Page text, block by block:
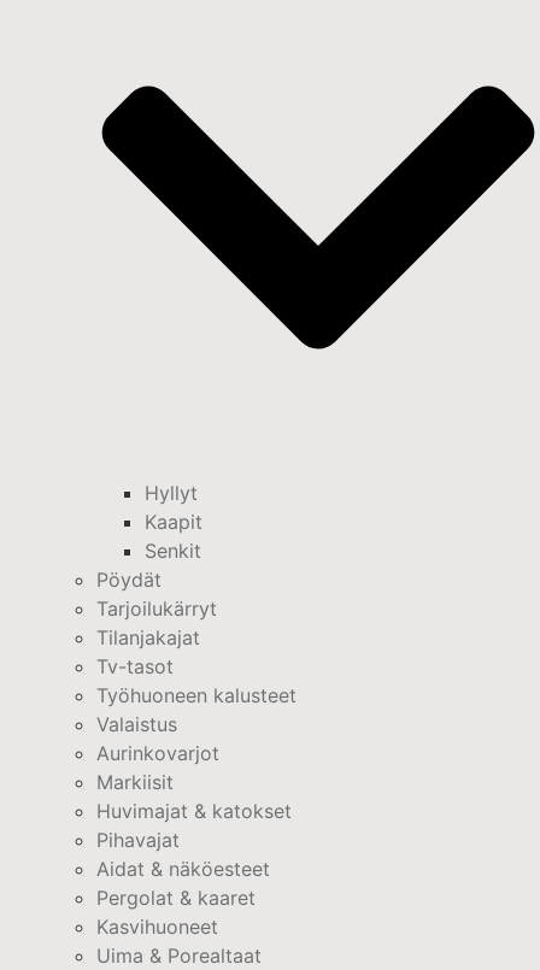
Hyllyt
Kaapit
Senkit
Pöydät
Tarjoilukärryt
Tilanjakajat
Tv-tasot
Työhuoneen kalusteet
Valaistus
Aurinkovarjot
Markiisit
Huvimajat & katokset
Pihavajat
Aidat & näköesteet
Pergolat & kaaret
Kasvihuoneet
Uima & Porealtaat